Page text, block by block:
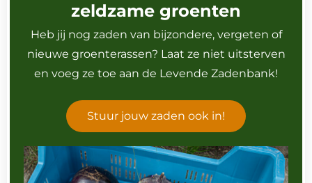
zeldzame groenten
Heb jij nog zaden van bijzondere, vergeten of
nieuwe groenterassen? Laat ze niet uitsterven
en voeg ze toe aan de Levende Zadenbank!
Stuur jouw zaden ook in!